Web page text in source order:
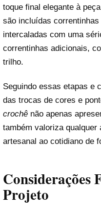
toque final elegante à
são incluídas
intercaladas com uma
correntinhas adicionais,
trilho.
Seguindo essas etapas e
das trocas de cores e
crochê não apenas
também valoriza
artesanal ao cotidiano de
Considerações
Projeto